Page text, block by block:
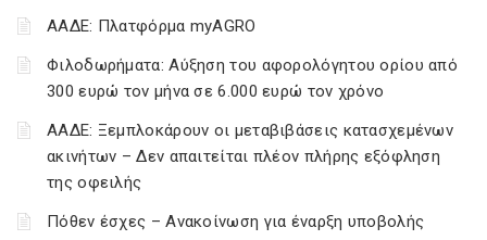
ΑΑΔΕ: Πλατφόρμα myAGRO
Φιλοδωρήματα: Αύξηση του αφορολόγητου ορίου από
300 ευρώ τον μήνα σε 6.000 ευρώ τον χρόνο
ΑΑΔΕ: Ξεμπλοκάρουν οι μεταβιβάσεις κατασχεμένων
ακινήτων – Δεν απαιτείται πλέον πλήρης εξόφληση
της οφειλής
Πόθεν έσχες – Ανακοίνωση για έναρξη υποβολής